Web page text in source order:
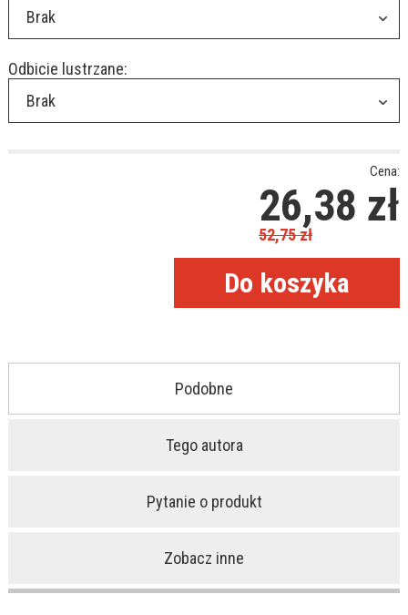
Brak
Odbicie lustrzane:
Brak
Cena:
26,38 zł
52,75zł
Podobne
Tego autora
Pytanie o produkt
Zobacz inne